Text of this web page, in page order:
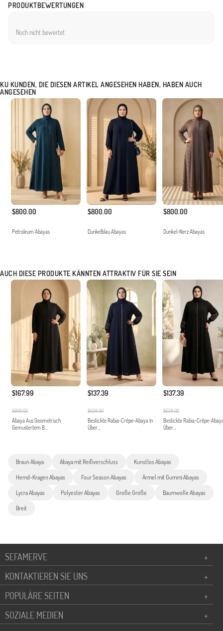
PRODUKTBEWERTUNGEN
Noch nicht bewertet
KU KUNDEN, DIE DIESEN ARTIKEL ANGESEHEN HABEN, HABEN AUCH
ANGESEHEN
$800.00
Petroleum Abayas
$800.00
Dunkelblau Abayas
$800.00
Dunkel-Nerz Abayas
AUCH DIESE PRODUKTE KÄNNTEN ATTRAKTIV FÜR SIE SEIN
$167.99
$800.00
Abaya Aus Geometrisch
Gemustertem B...
$137.39
$628.00
Bestickte Rabia-Crêpe-Abaya In
Über...
$137.39
$628.00
Bestickte Rabia-Crêpe-
Über...
Braun Abaya Abaya mit Reißverschluss Kunstlos Abayas
Hemd-Kragen Abayas Four Season Abayas Ärmel mit Gummi Abayas
Lycra Abayas Polyester Abayas Große Größe Baumwolle Abayas
Breit
SEFAMERVE
+
KONTAKTIEREN SIE UNS
+
POPULÄRE SEITEN
+
SOZIALE MEDIEN
+